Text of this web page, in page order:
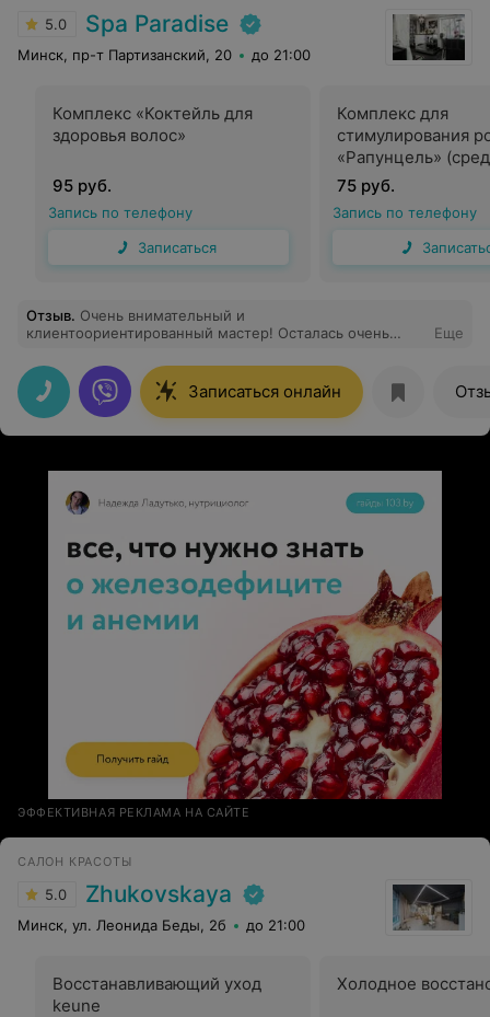
5.0 Spa Paradise
Минск, пр-т Партизанский, 20 до 21:00
Комплекс «Коктейль для
здоровья волос»
95 руб.
Запись по телефону
Записаться
Комплекс для
стимулирования
«Рапунцель»
волосы)
75 руб.
Запись по телефону
Отзыв. Очень внимательный и
клиентоориентированный мастер! Осталась очень
Еще
Записаться онлайн
ЭФФЕКТИВНАЯ РЕКЛАМА НА САЙТЕ
САЛОН КРАСОТЫ
5.0 Zhukovskaya
Минск, ул. Леонида Беды, 2б до 21:00
Восстанавливающий уход
keune
Холодное